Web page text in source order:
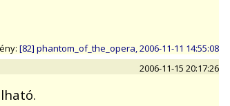
[82] phantom_of_the_opera, 2006-11-11 14:55:08
2006-11-15 20:17:26